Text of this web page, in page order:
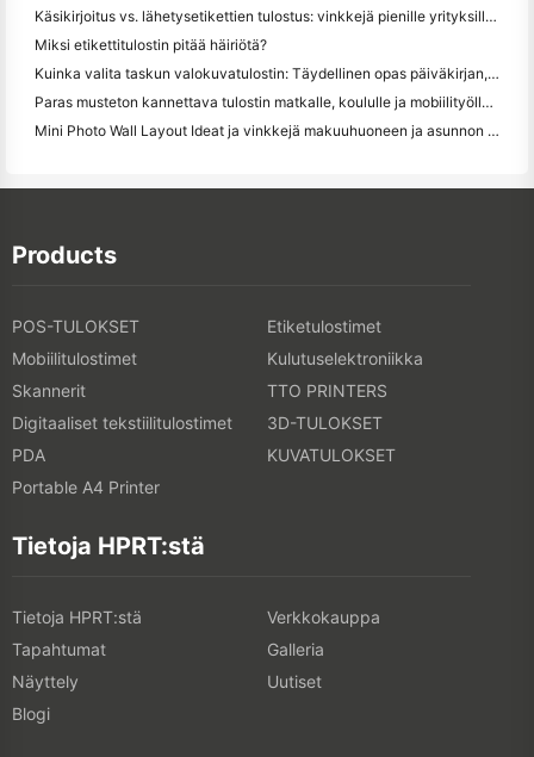
Käsikirjoitus vs. lähetysetikettien tulostus: vinkkejä pienille yrityksille vuonna 2026
Miksi etikettitulostin pitää häiriötä?
Kuinka valita taskun valokuvatulostin: Täydellinen opas päiväkirjan, matkan ja iPhone-käyttäjille
Paras musteton kannettava tulostin matkalle, koululle ja mobiilityölle: Hanin MT620 Pro Review
Mini Photo Wall Layout Ideat ja vinkkejä makuuhuoneen ja asunnon koristelu
Products
POS-TULOKSET
Etiketulostimet
Mobiilitulostimet
Kulutuselektroniikka
Skannerit
TTO PRINTERS
Digitaaliset tekstiilitulostimet
3D-TULOKSET
PDA
KUVATULOKSET
Portable A4 Printer
Tietoja HPRT:stä
Tietoja HPRT:stä
Verkkokauppa
Tapahtumat
Galleria
Näyttely
Uutiset
Blogi